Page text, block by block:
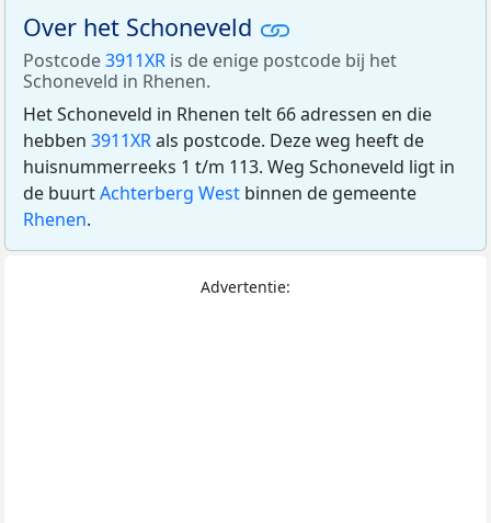
Over het Schoneveld
Postcode3911XR is de enige postcode bij het
Schoneveld in Rhenen.
Het Schoneveld in Rhenen telt 66 adressen en die
hebben 3911XRals postcode. Deze weg heeft de
huisnummerreeks 1 t/m 113. Weg Schoneveld ligt in
de buurtAchterberg West binnen de gemeente
Rhenen.
Advertentie: